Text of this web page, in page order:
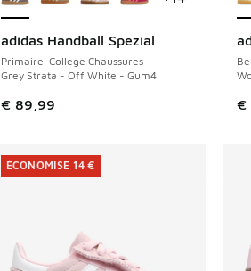
adidas Handball Spezial
Primaire-College Chaussures
Grey Strata - Off White - Gum4
€ 89,99 €
ÉCONOMISE 14 €